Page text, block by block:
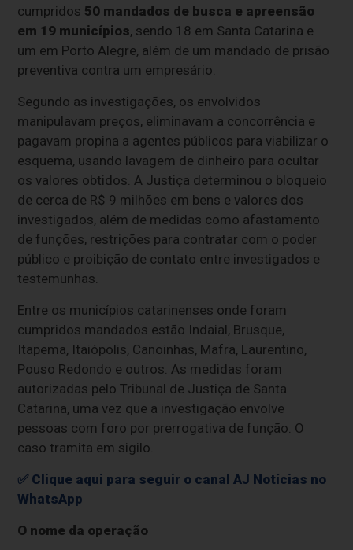
cumpridos 50 mandados de busca e apreensão
em 19 municípios, sendo 18 em Santa Catarina e
um em Porto Alegre, além de um mandado de prisão
preventiva contra um empresário.
Segundo as investigações, os envolvidos
manipulavam preços, eliminavam a concorrência e
pagavam propina a agentes públicos para viabilizar o
esquema, usando lavagem de dinheiro para ocultar
os valores obtidos. A Justiça determinou o bloqueio
de cerca de R$ 9 milhões em bens e valores dos
investigados, além de medidas como afastamento
de funções, restrições para contratar com o poder
público e proibição de contato entre investigados e
testemunhas.
Entre os municípios catarinenses onde foram
cumpridos mandados estão Indaial, Brusque,
Itapema, Itaiópolis, Canoinhas, Mafra, Laurentino,
Pouso Redondo e outros. As medidas foram
autorizadas pelo Tribunal de Justiça de Santa
Catarina, uma vez que a investigação envolve
pessoas com foro por prerrogativa de função. O
caso tramita em sigilo.
✅ Clique aqui para seguir o canal AJ Notícias no
WhatsApp
O nome da operação